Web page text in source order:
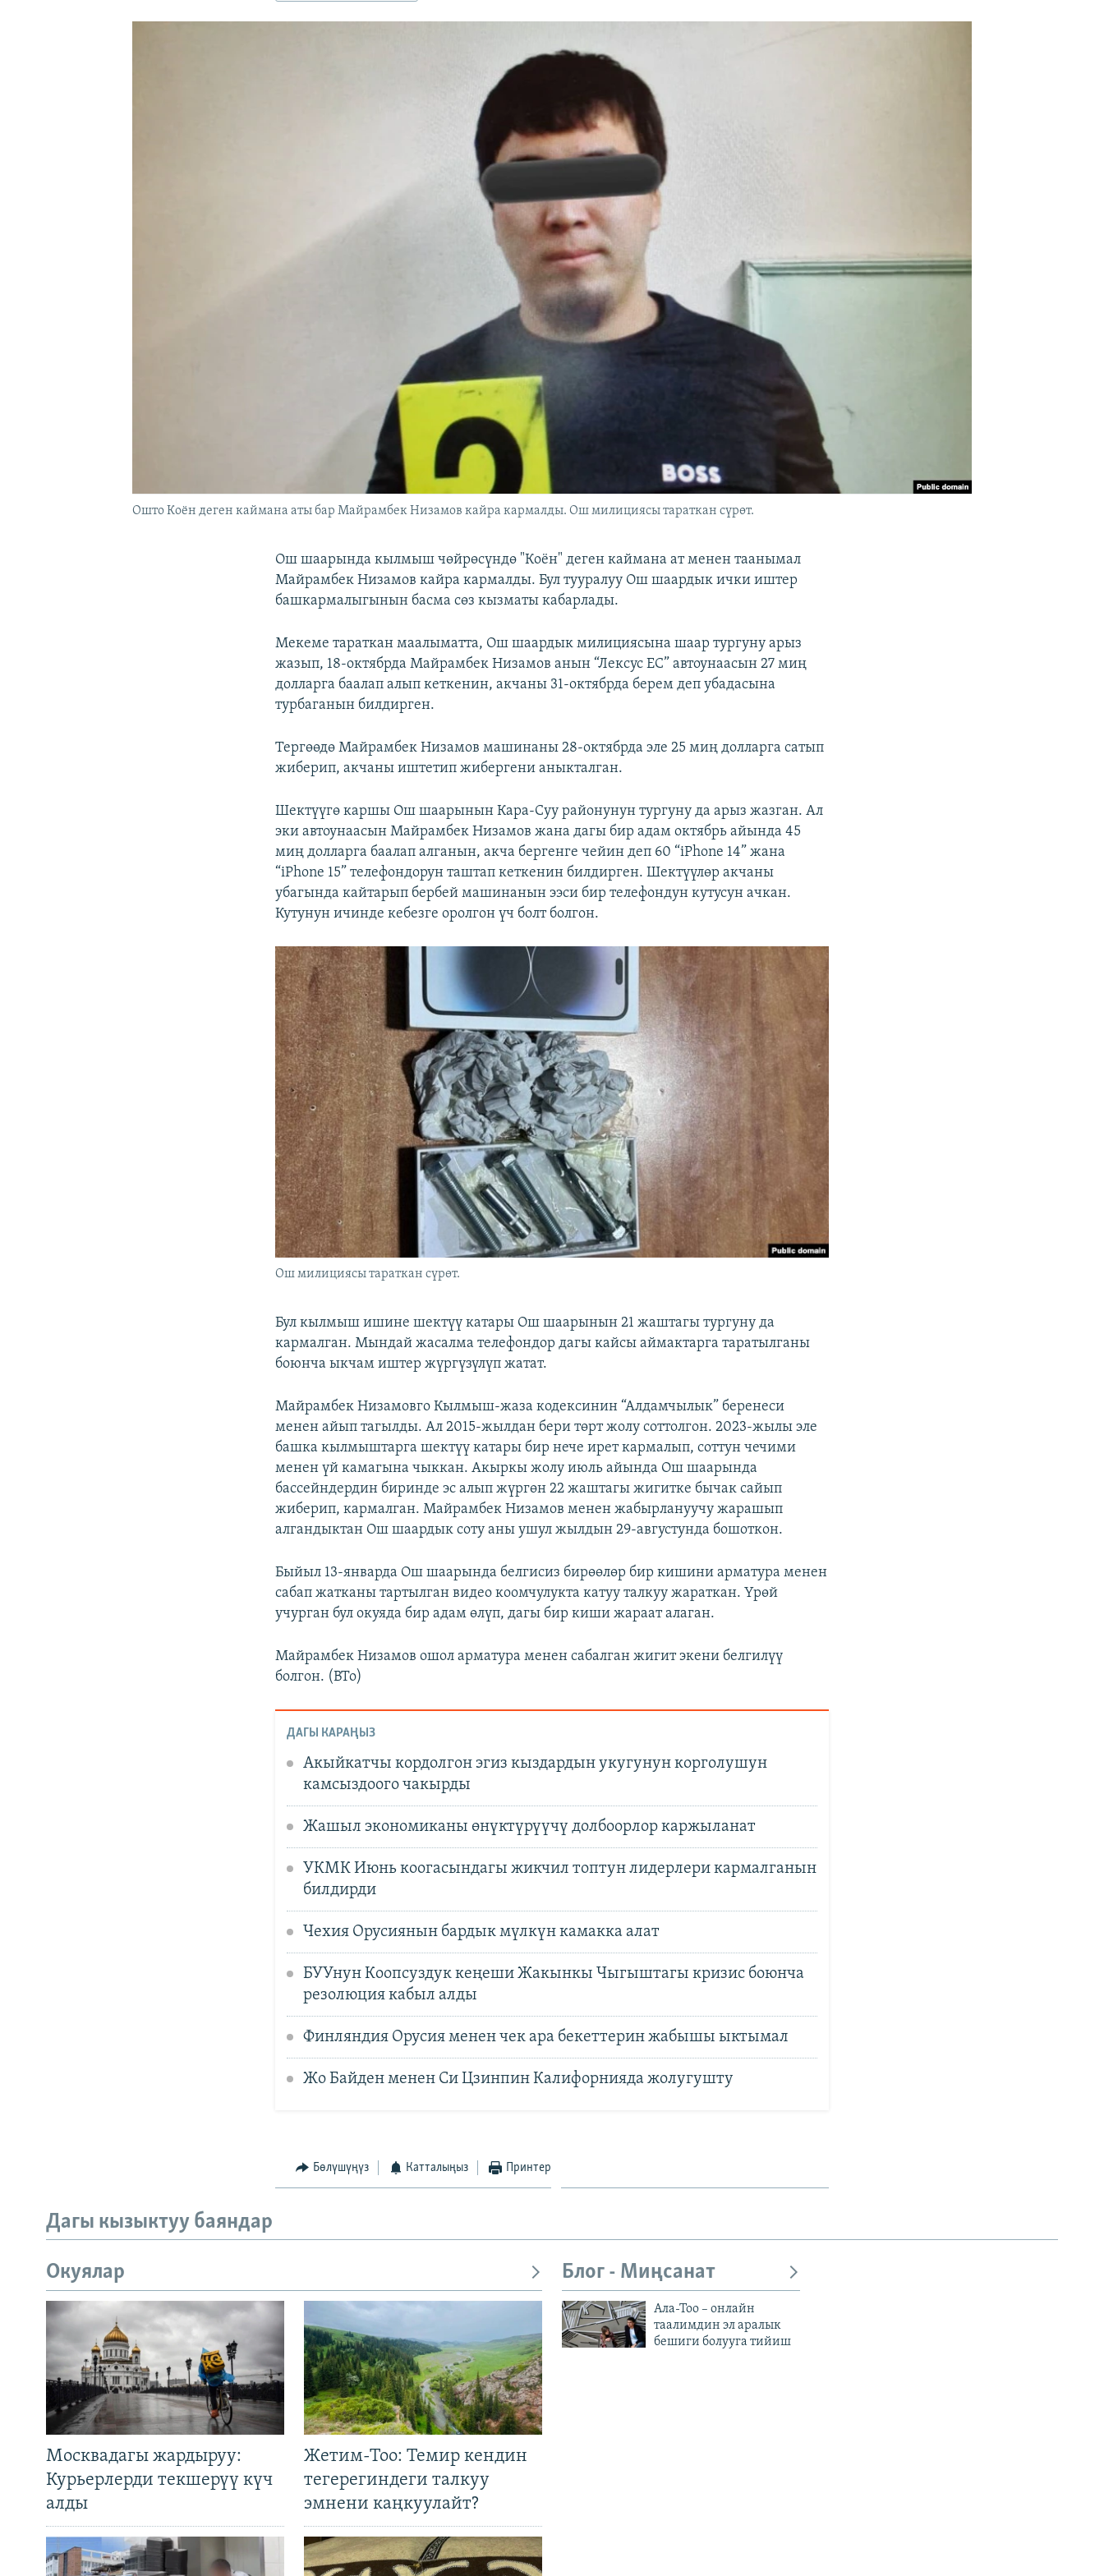
Ошто Коён деген каймана аты бар Майрамбек Низамов кайра кармалды. Ош милициясы тараткан сүрөт.
Ош шаарында кылмыш чөйрөсүндө "Коён" деген каймана ат менен таанымал
Майрамбек Низамов кайра кармалды. Бул тууралуу Ош шаардык ички иштер
башкармалыгынын басма сөз кызматы кабарлады.
Мекеме тараткан маалыматта, Ош шаардык милициясына шаар тургуну арыз
жазып, 18-октябрда Майрамбек Низамов анын “Лексус ЕС” автоунаасын 27 миң
долларга баалап алып кеткенин, акчаны 31-октябрда берем деп убадасына
турбаганын билдирген.
Тергөөдө Майрамбек Низамов машинаны 28-октябрда эле 25 миң долларга сатып
жиберип, акчаны иштетип жибергени аныкталган.
Шектүүгө каршы Ош шаарынын Кара-Суу районунун тургуну да арыз жазган. Ал
эки автоунаасын Майрамбек Низамов жана дагы бир адам октябрь айында 45
миң долларга баалап алганын, акча бергенге чейин деп 60 “iPhone 14” жана
“iPhone 15” телефондорун таштап кеткенин билдирген. Шектүүлөр акчаны
убагында кайтарып бербей машинанын ээси бир телефондун кутусун ачкан.
Кутунун ичинде кебезге оролгон үч болт болгон.
Ош милициясы тараткан сүрөт.
Бул кылмыш ишине шектүү катары Ош шаарынын 21 жаштагы тургуну да
кармалган. Мындай жасалма телефондор дагы кайсы аймактарга таратылганы
боюнча ыкчам иштер жүргүзүлүп жатат.
Майрамбек Низамовго Кылмыш-жаза кодексинин “Алдамчылык” беренеси
менен айып тагылды. Ал 2015-жылдан бери төрт жолу соттолгон. 2023-жылы эле
башка кылмыштарга шектүү катары бир нече ирет кармалып, соттун чечими
менен үй камагына чыккан. Акыркы жолу июль айында Ош шаарында
бассейндердин биринде эс алып жүргөн 22 жаштагы жигитке бычак сайып
жиберип, кармалган. Майрамбек Низамов менен жабырлануучу жарашып
алгандыктан Ош шаардык соту аны ушул жылдын 29-августунда бошоткон.
Быйыл 13-январда Ош шаарында белгисиз бирөөлөр бир кишини арматура менен
сабап жатканы тартылган видео коомчулукта катуу талкуу жараткан. Үрөй
учурган бул окуяда бир адам өлүп, дагы бир киши жараат алаган.
Майрамбек Низамов ошол арматура менен сабалган жигит экени белгилүү
болгон. (BTo)
ДАГЫ КАРАҢЫЗ
Акыйкатчы кордолгон эгиз кыздардын укугунун корголушун
камсыздоого чакырды
Жашыл экономиканы өнүктүрүүчү долбоорлор каржыланат
УКМК Июнь коогасындагы жикчил топтун лидерлери кармалганын
билдирди
Чехия Орусиянын бардык мүлкүн камакка алат
БУУнун Коопсуздук кеңеши Жакынкы Чыгыштагы кризис боюнча
резолюция кабыл алды
Финляндия Орусия менен чек ара бекеттерин жабышы ыктымал
Жо Байден менен Си Цзинпин Калифорнияда жолугушту
Бөлүшүңүз Катталыңыз Принтер
Дагы кызыктуу баяндар
Окуялар
Москвадагы жардыруу:
Курьерлерди текшерүү күч
алды
Жетим-Тоо: Темир кендин
тегерегиндеги талкуу
эмнени каңкуулайт?
Блог - Миңсанат
Ала-Тоо – онлайн
таалимдин эл аралык
бешиги болууга тийиш